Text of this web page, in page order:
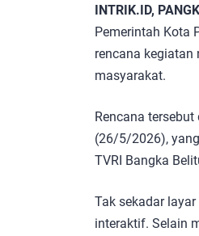
INTRIK.ID,
Pemerintah Kota
rencana
masyarakat.
Rencana
(26/5/2026),
TVRI Bangka
Tak sekadar
interaktif. Selain